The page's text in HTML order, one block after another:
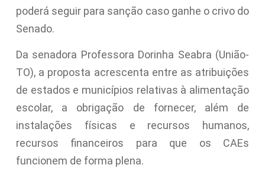
poderá seguir para sanção caso ganhe o crivo do
Senado.
Da senadora Professora Dorinha Seabra (União-
TO), a proposta acrescenta entre as atribuições
de estados e municípios relativas à alimentação
escolar, a obrigação de fornecer, além de
instalações físicas e recursos humanos,
recursos financeiros para que os CAEs
funcionem de forma plena.